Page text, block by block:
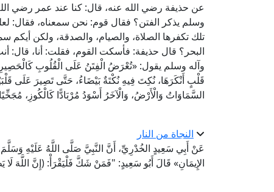
عن حذيفة رضي الله عنه، قال: كنا عند عمر رضي
وسلم يذكر الفتن؟ فقال قوم: نحن سمعناه، فقال:
تلك تكفرها الصلاة، والصيام، والصدقة، ولكن أيكم
البحر؟ قال حذيفة: فأسكت القوم، فقلت: أنا، قال:
وآله وسلم يقول: «تُعْرَضُ الْفِتَنُ عَلَى الْقُلُوبِ
قَلْبٍ أَنْكَرَهَا، نُكِتَ فِيهِ نُكْتَةٌ بَيْضَاءُ، حَتَّى تَصِيرَ عَلَى
السَّمَاوَاتُ وَالْأَرْضُ، وَالْآخَرُ أَسْوَدُ مُرْبَادًّا كَالْكُوزِ،
النجاة من النار
عَنْ أَبِي سَعِيدٍ الخُدْرِيِّ، أَنَّ النَّبِيَّ صَلَّى اللَّهُ عَلَيْهِ
الإِيمَانِ» قَالَ أَبُو سَعِيدٍ: "فَمَنْ شَكَّ فَلْيَقْرَأْ: (إِنَّ اللَّهَ